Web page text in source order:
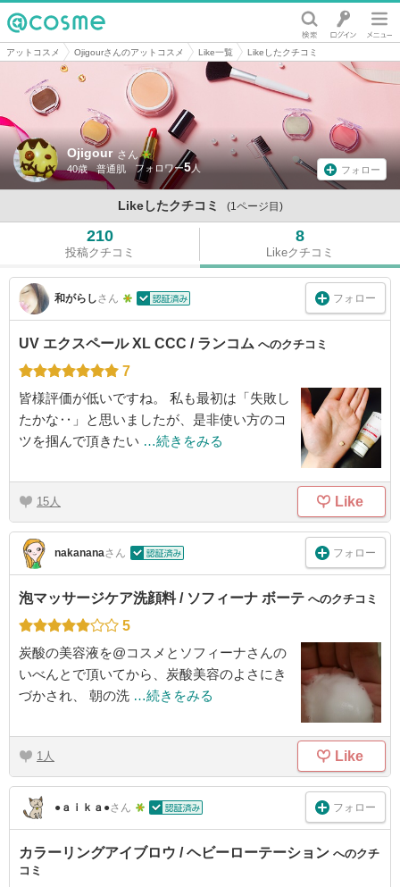
@cosme
アットコスメ Ojigourさんのアットコスメ Like一覧 Likeしたクチコミ
Ojigour さん
40歳 普通肌 5 フォロー
Likeしたクチコミ (1ページ目)
210
投稿クチコミ
8
Likeクチコミ
和がらしさん フォロー
UV エクスペール XL CCC / ランコム へのクチコミ
7
皆様評価が低いですね。 私も最初は「失敗し
たかな‥」と思いましたが、是非使い方のコ
ツを掴んで頂きたい …続きをみる
15 Like
nakananaさん フォロー
泡マッサージケア洗顔料 / ソフィーナ ボーテ へのクチコミ
5
炭酸の美容液を@コスメとソフィーナさんの
いべんとで頂いてから、炭酸美容のよさにき
づかされ、 朝の洗 …続きをみる
1 Like
●ａｉｋａ●さん フォロー
カラーリングアイブロウ / ヘビーローテーション へのクチ
コミ